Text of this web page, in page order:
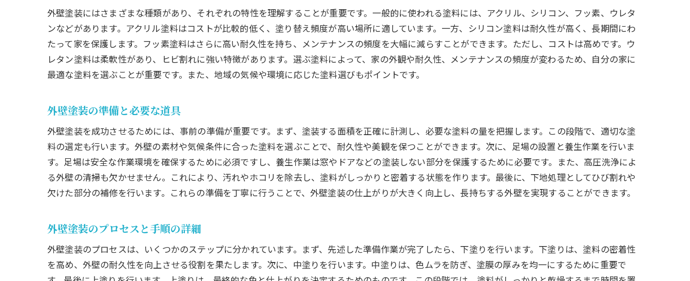
劣化を防ぐための外壁塗装の選び方
外壁塗装の耐候性と耐久性の違い
外壁塗装で使用する塗料の耐用年数
外壁塗装が家の長寿命化に貢献する理由
最新トレンドを取り入れた外壁塗装の実例紹介
エコフレンドリーな外壁塗装のトレンド
モダンなデザインの外壁塗装実例
外壁塗装のリノベーション事例
最新トレンドに基づく外壁塗装の提案
外壁塗装を成功させるための塗料選びのコツ
耐久性に優れた塗料の選び方
おしゃれな外観を実現する塗料の選び方
外壁塗装にはさまざまな種類があり、それぞれの特性を理解することが重要です。一般的に使われる塗料には、アクリル、シリコン、フッ素、ウレタ
ンなどがあります。アクリル塗料はコストが比較的低く、塗り替え頻度が高い場所に適しています。一方、シリコン塗料は耐久性が高く、長期間にわ
たって家を保護します。フッ素塗料はさらに高い耐久性を持ち、メンテナンスの頻度を大幅に減らすことができます。ただし、コストは高めです。ウ
レタン塗料は柔軟性があり、ヒビ割れに強い特徴があります。選ぶ塗料によって、家の外観や耐久性、メンテナンスの頻度が変わるため、自分の家に
最適な塗料を選ぶことが重要です。また、地域の気候や環境に応じた塗料選びもポイントです。
外壁塗装の準備と必要な道具
外壁塗装を成功させるためには、事前の準備が重要です。まず、塗装する面積を正確に計測し、必要な塗料の量を把握します。この段階で、適切な塗
料の選定も行います。外壁の素材や気候条件に合った塗料を選ぶことで、耐久性や美観を保つことができます。次に、足場の設置と養生作業を行いま
す。足場は安全な作業環境を確保するために必須ですし、養生作業は窓やドアなどの塗装しない部分を保護するために必要です。また、高圧洗浄によ
る外壁の清掃も欠かせません。これにより、汚れやホコリを除去し、塗料がしっかりと密着する状態を作ります。最後に、下地処理としてひび割れや
欠けた部分の補修を行います。これらの準備を丁寧に行うことで、外壁塗装の仕上がりが大きく向上し、長持ちする外壁を実現することができます。
外壁塗装のプロセスと手順の詳細
外壁塗装のプロセスは、いくつかのステップに分かれています。まず、先述した準備作業が完了したら、下塗りを行います。下塗りは、塗料の密着性
を高め、外壁の耐久性を向上させる役割を果たします。次に、中塗りを行います。中塗りは、色ムラを防ぎ、塗膜の厚みを均一にするために重要で